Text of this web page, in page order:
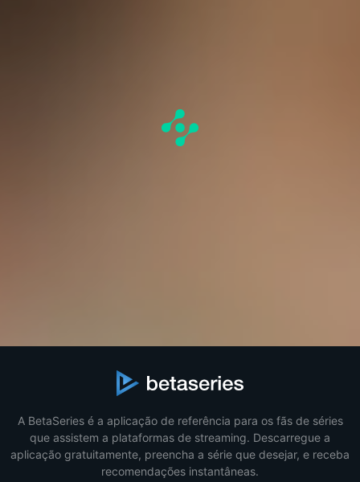
A BetaSeries é a aplicação de referência para os fãs de séries
que assistem a plataformas de streaming. Descarregue a
aplicação gratuitamente, preencha a série que desejar, e receba
recomendações instantâneas.